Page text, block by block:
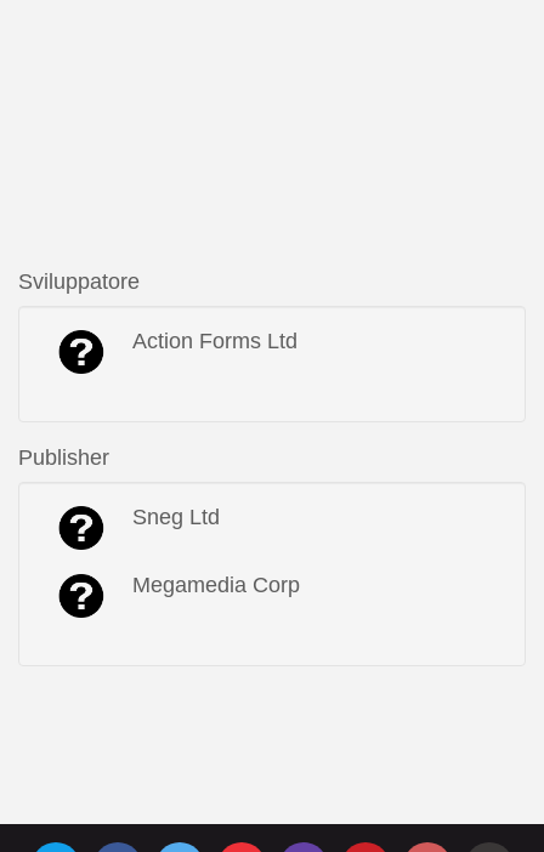
Sviluppatore
Action Forms Ltd
Publisher
Sneg Ltd
Megamedia Corp